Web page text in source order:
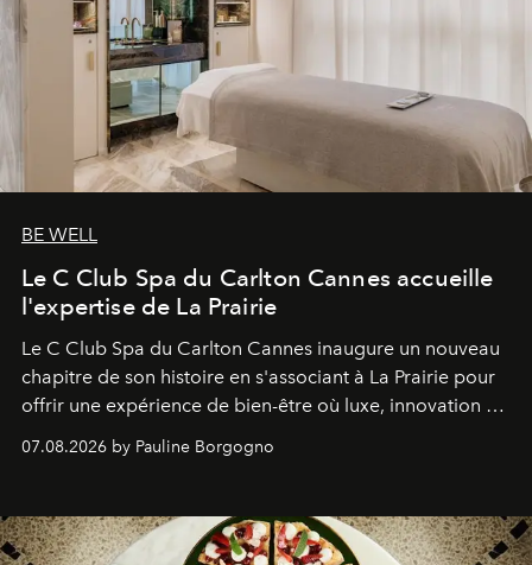
BE WELL
Le C Club Spa du Carlton Cannes accueille
l'expertise de La Prairie
Le C Club Spa du Carlton Cannes inaugure un nouveau
chapitre de son histoire en s'associant à La Prairie pour
offrir une expérience de bien-être où luxe, innovation et
07.08.2026 by Pauline Borgogno